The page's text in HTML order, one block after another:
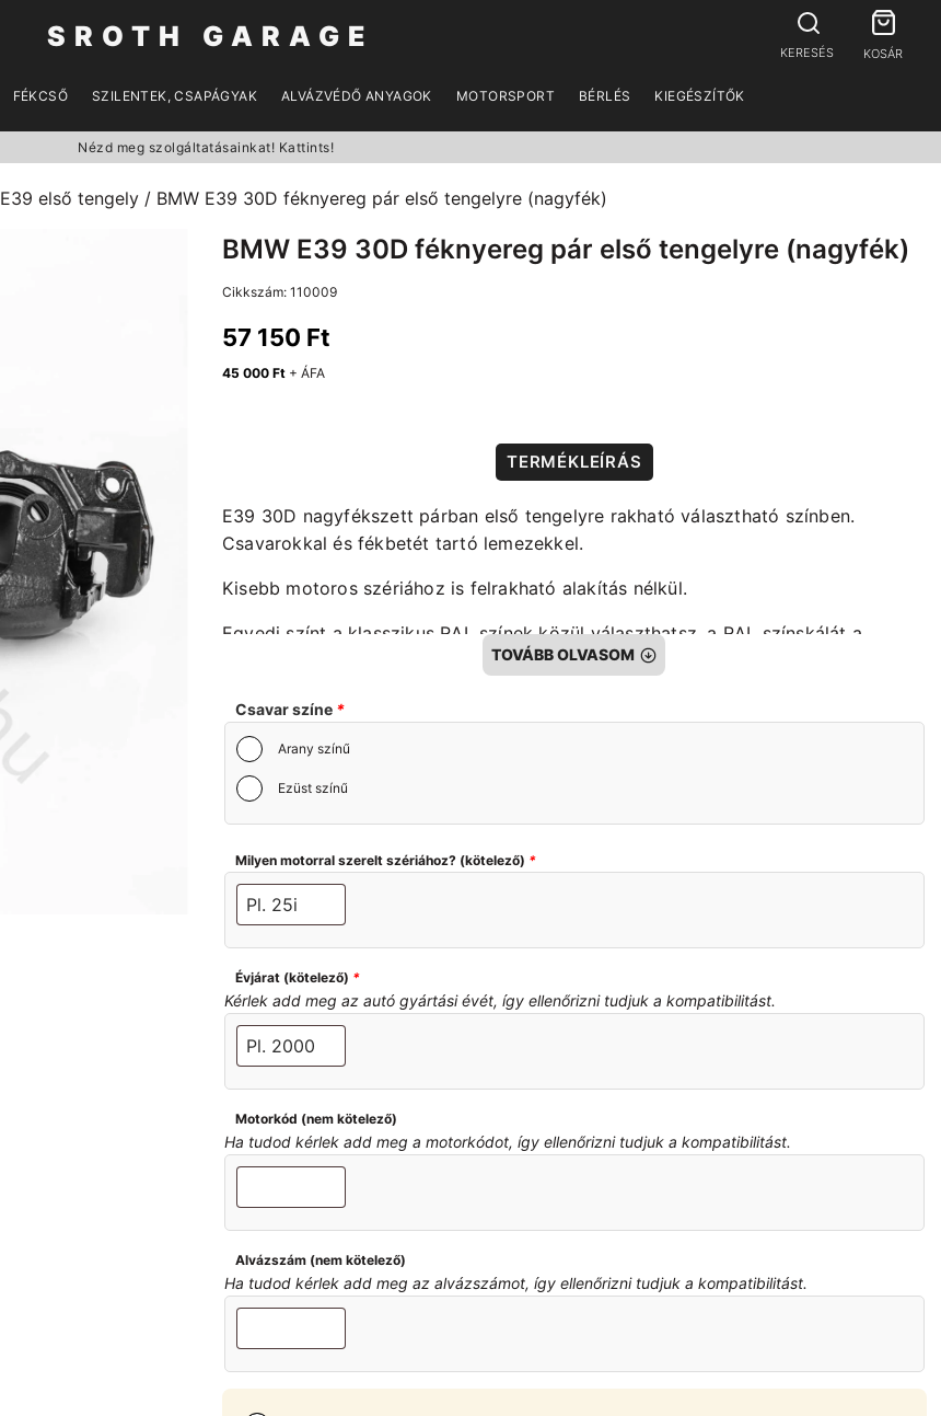
SROTH GARAGE KERESÉS KOSÁR
FÉKCSŐ SZILENTEK, CSAPÁGYAK ALVÁZVÉDŐ ANYAGOK MOTORSPORT BÉRLÉS KIEGÉSZÍTŐK
Nézd meg szolgáltatásainkat! Kattints!
E39 első tengely / BMW E39 30D féknyereg pár első tengelyre (nagyfék)
BMW E39 30D féknyereg pár első tengelyre (nagyfék)
Cikkszám: 110009
57 150 Ft
45 000 Ft+ ÁFA
TERMÉKLEÍRÁS
E39 30D nagyfékszett párban első tengelyre rakható választható színben.
Csavarokkal és fékbetét tartó lemezekkel.
Kisebb motoros szériához is felrakható alakítás nélkül.
Egyedi színt a klasszikus RAL színek közül választhatsz, a RAL színskálát a
hozzájuk tartozó kóddal megtalálod a termék oldalon.
A féknyereg homokszórt, alapozott, bázissal színezett, lakkozott!
Felújítókészlettel szerelve! ATE zsírral összerakva!A termék bontott, felújított és
átnézett alkatrész.
TOVÁBB OLVASOM
Csavar színe *
Arany színű
Ezüst színű
Milyen motorral szerelt szériához? (kötelező) *
Évjárat (kötelező) *
Kérlek add meg az autó gyártási évét, így ellenőrizni tudjuk a kompatibilitást.
Motorkód (nem kötelező)
Ha tudod kérlek add meg a motorkódot, így ellenőrizni tudjuk a kompatibilitást.
Alvázszám (nem kötelező)
Ha tudod kérlek add meg az alvázszámot, így ellenőrizni tudjuk a kompatibilitást.